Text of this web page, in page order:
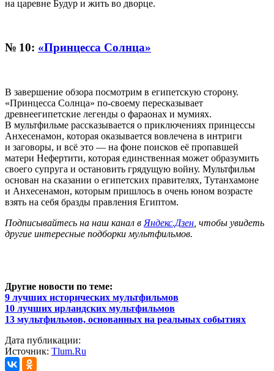
на царевне Будур и жить во дворце.
№ 10: «Принцесса Солнца»
В завершение обзора посмотрим в египетскую сторону.
«Принцесса Солнца» по-своему пересказывает
древнеегипетские легенды о фараонах и мумиях.
В мультфильме рассказывается о приключениях принцессы
Анхесенамон, которая оказывается вовлечена в интриги
и заговоры, и всё это — на фоне поисков её пропавшей
матери Нефертити, которая единственная может образумить
своего супруга и остановить грядущую войну. Мультфильм
основан на сказании о египетских правителях, Тутанхамоне
и Анхесенамон, которым пришлось в очень юном возрасте
взять на себя бразды правления Египтом.
Подписывайтесь на наш канал в Яндекс.Дзен , чтобы увидеть
другие интересные подборки мультфильмов.
Другие новости по теме:
9 лучших исторических мультфильмов
10 лучших ирландских мультфильмов
13 мультфильмов, основанных на реальных событиях
Дата публикации:
Источник: Tlum.Ru